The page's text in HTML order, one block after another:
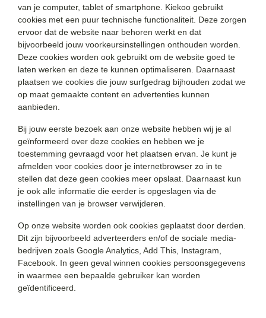
van je computer, tablet of smartphone. Kiekoo gebruikt
cookies met een puur technische functionaliteit. Deze zorgen
ervoor dat de website naar behoren werkt en dat
bijvoorbeeld jouw voorkeursinstellingen onthouden worden.
Deze cookies worden ook gebruikt om de website goed te
laten werken en deze te kunnen optimaliseren. Daarnaast
plaatsen we cookies die jouw surfgedrag bijhouden zodat we
op maat gemaakte content en advertenties kunnen
aanbieden.
Bij jouw eerste bezoek aan onze website hebben wij je al
geïnformeerd over deze cookies en hebben we je
toestemming gevraagd voor het plaatsen ervan. Je kunt je
afmelden voor cookies door je internetbrowser zo in te
stellen dat deze geen cookies meer opslaat. Daarnaast kun
je ook alle informatie die eerder is opgeslagen via de
instellingen van je browser verwijderen.
Op onze website worden ook cookies geplaatst door derden.
Dit zijn bijvoorbeeld adverteerders en/of de sociale media-
bedrijven zoals Google Analytics, Add This, Instagram,
Facebook. In geen geval winnen cookies persoonsgegevens
in waarmee een bepaalde gebruiker kan worden
geïdentificeerd.